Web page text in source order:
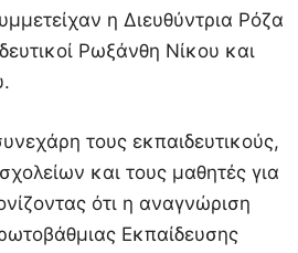
η Διευθύντρια Ρόζα
Ρωξάνθη Νίκου και
τους εκπαιδευτικούς,
και τους μαθητές για
ότι η αναγνώριση
Εκπαίδευσης